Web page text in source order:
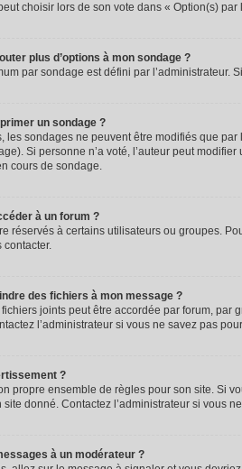
choisir lors de son vote dans « Option(s)
plus d’options à mon sondage ?
par sondage est défini par l’administrateur.
un sondage ?
les sondages ne peuvent être modifiés que
Si personne n’a voté, l’auteur peut
cours de sondage.
à un forum ?
réservés à certains utilisateurs ou groupes.
contacter.
des fichiers à mon message ?
joints peut être accordée par forum,
l’administrateur si vous ne savez pas
?
propre ensemble de règles pour son site. Si
site donné. Contactez l’administrateur si vous
à un modérateur ?